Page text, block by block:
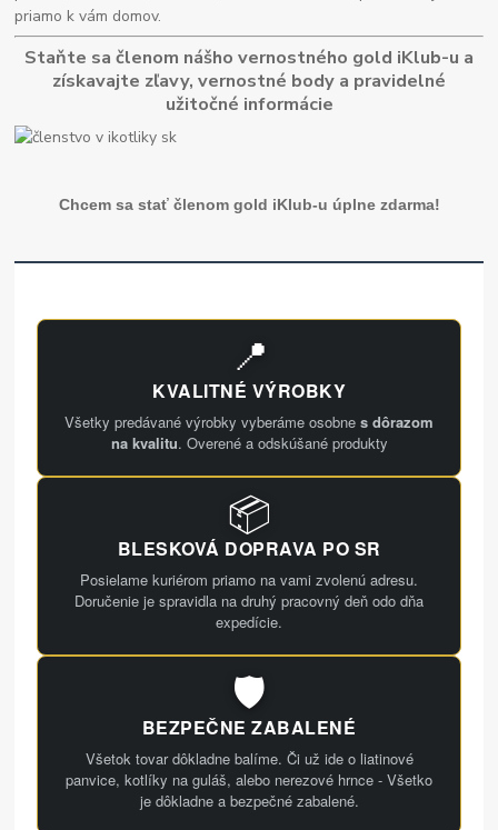
priamo k vám domov.
Staňte sa členom nášho vernostného gold iKlub-u a
získavajte zľavy, vernostné body a pravidelné
užitočné informácie
Chcem sa stať členom gold iKlub-u úplne zdarma!
📍
KVALITNÉ VÝROBKY
Všetky predávané výrobky vyberáme osobne s dôrazom
na kvalitu. Overené a odskúšané produkty
📦
BLESKOVÁ DOPRAVA PO SR
Posielame kuriérom priamo na vami zvolenú adresu.
Doručenie je spravidla na druhý pracovný deň odo dňa
expedície.
🛡️
BEZPEČNE ZABALENÉ
Všetok tovar dôkladne balíme. Či už ide o liatinové
panvice, kotlíky na guláš, alebo nerezové hrnce - Všetko
je dôkladne a bezpečné zabalené.